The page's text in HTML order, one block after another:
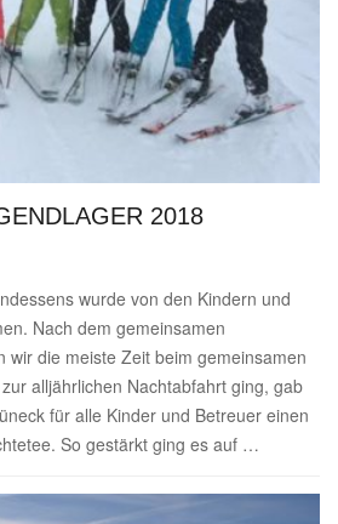
2018
wurde von den Kindern und
Nach dem gemeinsamen
wir die meiste Zeit beim gemeinsamen
alljährlichen Nachtabfahrt ging, gab
für alle Kinder und Betreuer einen
So gestärkt ging es auf …